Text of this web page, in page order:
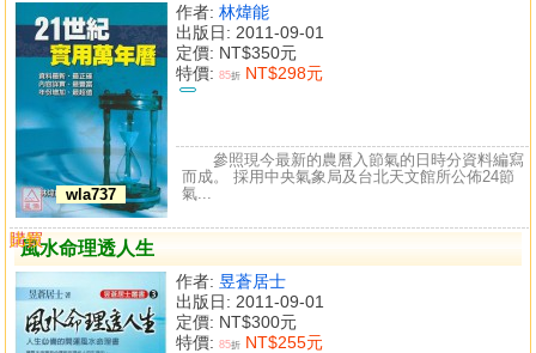
wla737
作者: 林煒能
出版日: 2011-09-01
定價: NT$350元
特價: 85折 NT$298元
參照現今最新的農曆入節氣的日時分資料編寫
而成。 採用中央氣象局及台北天文館所公佈24節
氣...
風水命理透人生
作者: 昱蒼居士
出版日: 2011-09-01
定價: NT$300元
特價: 85折 NT$255元
購買
比較